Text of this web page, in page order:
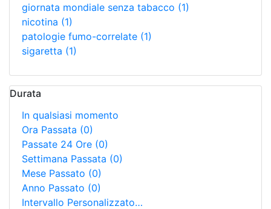
giornata mondiale senza tabacco (1)
nicotina (1)
patologie fumo-correlate (1)
sigaretta (1)
Durata
In qualsiasi momento
Ora Passata (0)
Passate 24 Ore (0)
Settimana Passata (0)
Mese Passato (0)
Anno Passato (0)
Intervallo Personalizzato…